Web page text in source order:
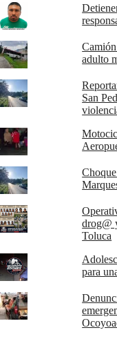
adulto
San
drog@
Toluca
para